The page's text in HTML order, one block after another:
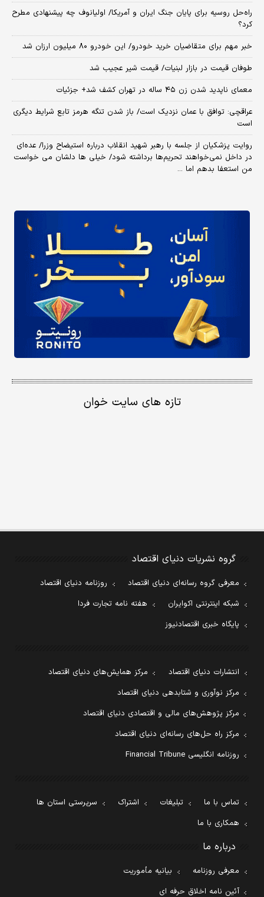
راه‌حل روسیه برای پایان جنگ ایران و آمریکا/ اولیانوف چه پیشنهادی مطرح
کرد؟
خبر مهم برای متقاضیان خرید خودرو/ این خودرو ۸۰ میلیون ارزان شد
طوفان قیمت در بازار لبنیات/ قیمت شیر عجیب شد
معمای ناپدید شدن زن ۴۵ ساله در تهران کشف شد+ جزئیات
عراقچی: توافق با عمان نزدیک است/ باز شدن تنگه هرمز تابع شرایط دیگری
است
روایت پزشکیان از جلسه با رهبر شهید انقلاب درباره استیضاح وزرا/ عده‌ای
در داخل نمی‌خواهند تحریم‌ها برداشته شود/ خیلی ها دلشان می خواست
من استعفا بدهم اما ...
تازه های سایت خوان
گروه نشریات دنیای اقتصاد
معرفی گروه رسانه‌ای دنیای اقتصاد
روزنامه دنیای اقتصاد
شبکه اینترنتی اکوایران
هفته نامه تجارت فردا
پایگاه خبری اقتصادنیوز
انتشارات دنیای اقتصاد
مرکز همایش‌های دنیای اقتصاد
مرکز نوآوری و شتابدهی دنیای اقتصاد
مرکز پژوهش‌های مالی و اقتصادی دنیای اقتصاد
مرکز راه حل‌های رسانه‌ای دنیای اقتصاد
روزنامه انگلیسی Financial Tribune
تماس با ما تبلیغات اشتراک
سرپرستی استان ها
همکاری با ما
درباره ما
معرفی روزنامه
بیانیه مأموریت
آئین نامه اخلاق حرفه ای